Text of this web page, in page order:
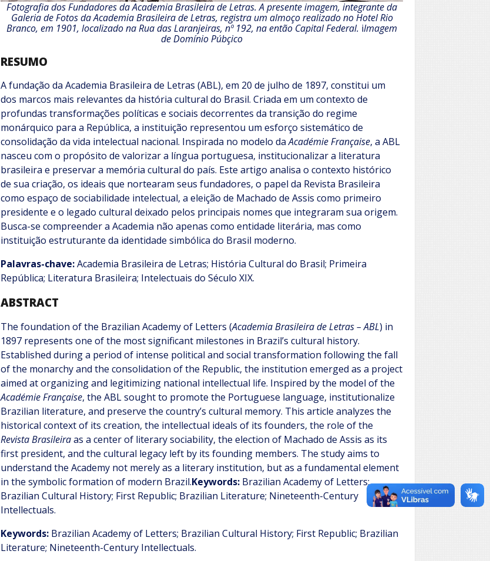
Fotografia dos Fundadores da Academia Brasileira de Letras. A presente imagem, integrante da
Galeria de Fotos da Academia Brasileira de Letras, registra um almoço realizado no Hotel Rio
Branco, em 1901, localizado na Rua das Laranjeiras, nº 192, na então Capital Federal. iImagem
de Domínio Púbçico
RESUMO
A fundação da Academia Brasileira de Letras (ABL), em 20 de julho de 1897, constitui um
dos marcos mais relevantes da história cultural do Brasil. Criada em um contexto de
profundas transformações políticas e sociais decorrentes da transição do regime
monárquico para a República, a instituição representou um esforço sistemático de
consolidação da vida intelectual nacional. Inspirada no modelo daAcadémie Française, a ABL
nasceu com o propósito de valorizar a língua portuguesa, institucionalizar a literatura
brasileira e preservar a memória cultural do país. Este artigo analisa o contexto histórico
de sua criação, os ideais que nortearam seus fundadores, o papel da Revista Brasileira
como espaço de sociabilidade intelectual, a eleição de Machado de Assis como primeiro
presidente e o legado cultural deixado pelos principais nomes que integraram sua origem.
Busca-se compreender a Academia não apenas como entidade literária, mas como
instituição estruturante da identidade simbólica do Brasil moderno.
Palavras-chave:Academia Brasileira de Letras; História Cultural do Brasil; Primeira
República; Literatura Brasileira; Intelectuais do Século XIX.
ABSTRACT
The foundation of the Brazilian Academy of Letters (Academia Brasileira de Letras – ABL) in
1897 represents one of the most significant milestones in Brazil’s cultural history.
Established during a period of intense political and social transformation following the fall
of the monarchy and the consolidation of the Republic, the institution emerged as a project
aimed at organizing and legitimizing national intellectual life. Inspired by the model of the
Académie Française, the ABL sought to promote the Portuguese language, institutionalize
Brazilian literature, and preserve the country’s cultural memory. This article analyzes the
historical context of its creation, the intellectual ideals of its founders, the role of the
Revista Brasileiraas a center of literary sociability, the election of Machado de Assis as its
first president, and the cultural legacy left by its founding members. The study aims to
understand the Academy not merely as a literary institution, but as a fundamental element
in the symbolic formation of modern Brazil.Keywords: Brazilian Academy of Letters;
Brazilian Cultural History; First Republic; Brazilian Literature; Nineteenth-Century
Intellectuals.
Keywords: Brazilian Academy of Letters; Brazilian Cultural History; First Republic; Brazilian
Literature; Nineteenth-Century Intellectuals.